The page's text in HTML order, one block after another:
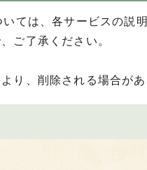
ては、各サービスの説
ご了承ください。
り、削除される場合があ